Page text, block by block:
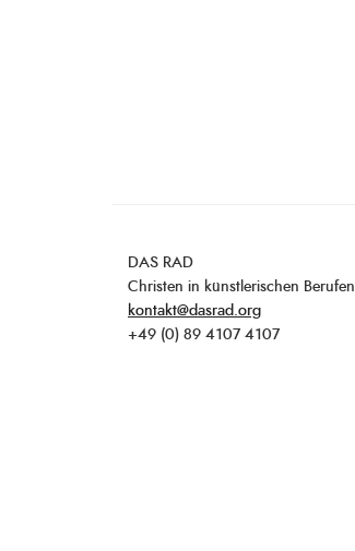
DAS RAD
Christen in künstlerischen Berufen
kontakt@dasrad.org
+49 (0) 89 4107 4107